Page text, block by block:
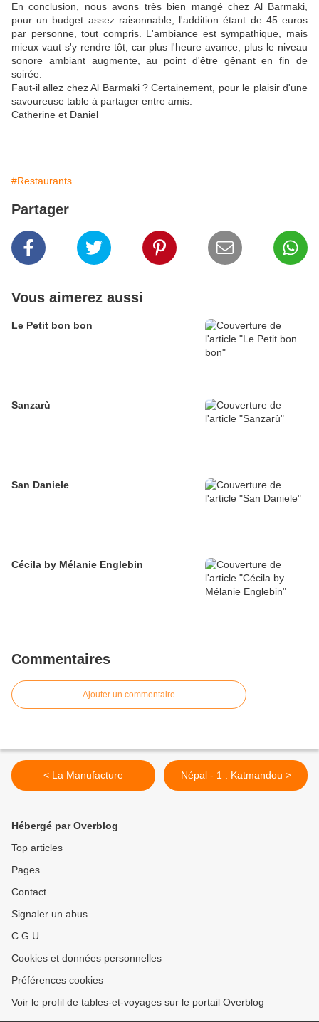
En conclusion, nous avons très bien mangé chez Al Barmaki,
pour un budget assez raisonnable, l'addition étant de 45 euros
par personne, tout compris. L'ambiance est sympathique, mais
mieux vaut s'y rendre tôt, car plus l'heure avance, plus le niveau
sonore ambiant augmente, au point d'être gênant en fin de
soirée.
Faut-il allez chez Al Barmaki ? Certainement, pour le plaisir d'une
savoureuse table à partager entre amis.
Catherine et Daniel
#Restaurants
Partager
Vous aimerez aussi
Le Petit bon bon
Sanzarù
San Daniele
Cécila by Mélanie Englebin
Commentaires
Ajouter un commentaire
< La Manufacture Népal - 1 : Katmandou >
Hébergé par Overblog
Top articles
Pages
Contact
Signaler un abus
C.G.U.
Cookies et données personnelles
Préférences cookies
Voir le profil de tables-et-voyages sur le portail Overblog